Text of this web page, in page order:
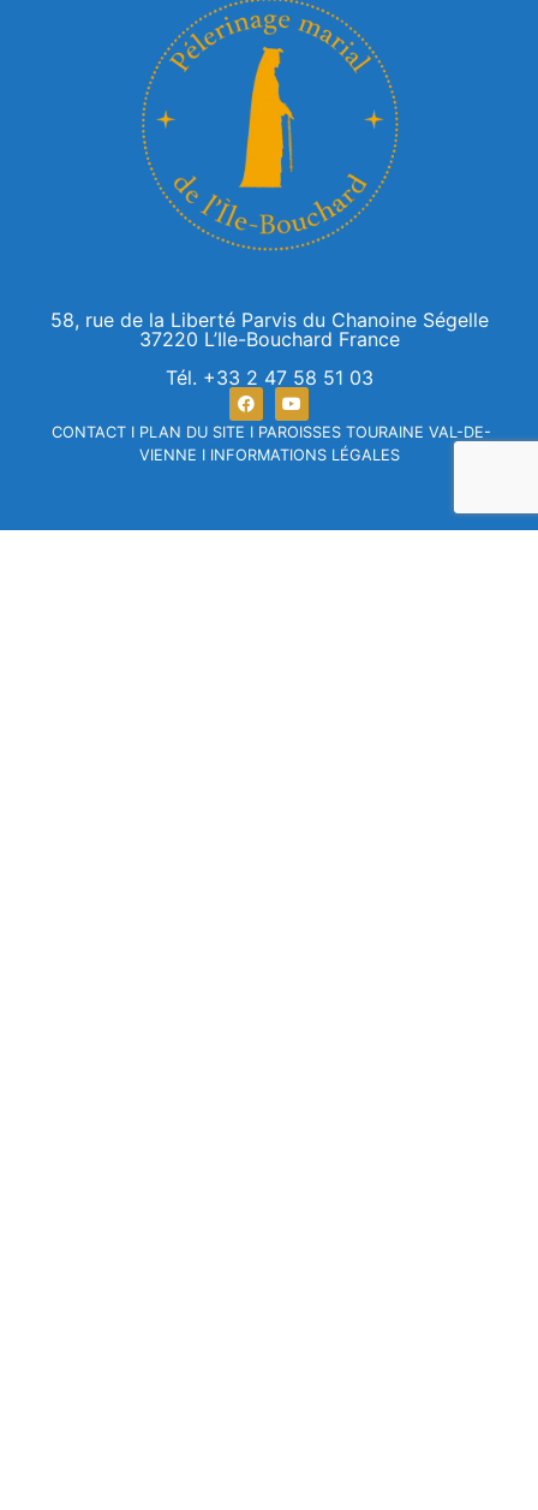
58, rue de la Liberté Parvis du Chanoine Ségelle
37220 L’Ile-Bouchard France
Tél. +33 2 47 58 51 03
CONTACT I PLAN DU SITE I PAROISSES TOURAINE VAL-DE-
VIENNE I INFORMATIONS LÉGALES